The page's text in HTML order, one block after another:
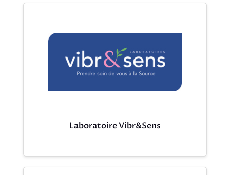
Laboratoire Vibr&Sens